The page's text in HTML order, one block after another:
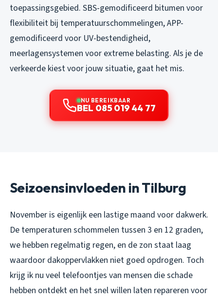
toepassingsgebied. SBS-gemodificeerd bitumen voor
flexibiliteit bij temperatuurschommelingen, APP-
gemodificeerd voor UV-bestendigheid,
meerlagensystemen voor extreme belasting. Als je de
verkeerde kiest voor jouw situatie, gaat het mis.
NU BEREIKBAAR
BEL 085 019 44 77
Seizoensinvloeden in Tilburg
November is eigenlijk een lastige maand voor dakwerk.
De temperaturen schommelen tussen 3 en 12 graden,
we hebben regelmatig regen, en de zon staat laag
waardoor dakoppervlakken niet goed opdrogen. Toch
krijg ik nu veel telefoontjes van mensen die schade
hebben ontdekt en het snel willen laten repareren voor